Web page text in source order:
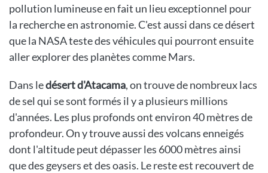
pollution lumineuse en fait un lieu exceptionnel pour
la recherche en astronomie. C'est aussi dans ce désert
que la NASA teste des véhicules qui pourront ensuite
aller explorer des planètes comme Mars.
Dans ledésert d'Atacama, on trouve de nombreux lacs
de sel qui se sont formés il y a plusieurs millions
d'années. Les plus profonds ont environ 40 mètres de
profondeur. On y trouve aussi des volcans enneigés
dont l'altitude peut dépasser les 6000 mètres ainsi
que des geysers et des oasis. Le reste est recouvert de